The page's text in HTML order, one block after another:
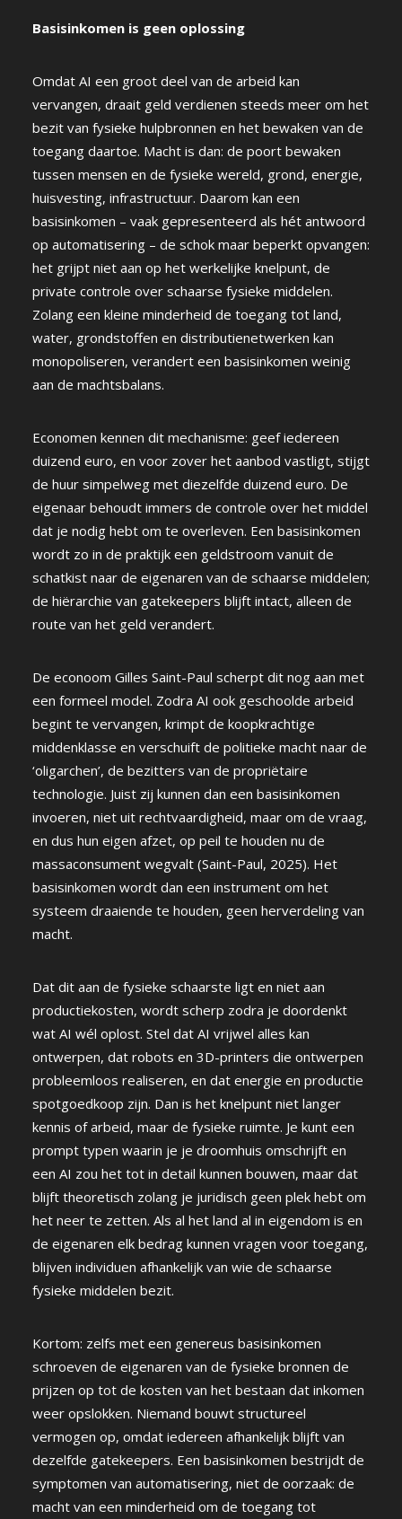
Basisinkomen is geen oplossing
Omdat AI een groot deel van de arbeid kan
vervangen, draait geld verdienen steeds meer om het
bezit van fysieke hulpbronnen en het bewaken van de
toegang daartoe. Macht is dan: de poort bewaken
tussen mensen en de fysieke wereld, grond, energie,
huisvesting, infrastructuur. Daarom kan een
basisinkomen – vaak gepresenteerd als hét antwoord
op automatisering – de schok maar beperkt opvangen:
het grijpt niet aan op het werkelijke knelpunt, de
private controle over schaarse fysieke middelen.
Zolang een kleine minderheid de toegang tot land,
water, grondstoffen en distributienetwerken kan
monopoliseren, verandert een basisinkomen weinig
aan de machtsbalans.
Economen kennen dit mechanisme: geef iedereen
duizend euro, en voor zover het aanbod vastligt, stijgt
de huur simpelweg met diezelfde duizend euro. De
eigenaar behoudt immers de controle over het middel
dat je nodig hebt om te overleven. Een basisinkomen
wordt zo in de praktijk een geldstroom vanuit de
schatkist naar de eigenaren van de schaarse middelen;
de hiërarchie van gatekeepers blijft intact, alleen de
route van het geld verandert.
De econoom Gilles Saint-Paul scherpt dit nog aan met
een formeel model. Zodra AI ook geschoolde arbeid
begint te vervangen, krimpt de koopkrachtige
middenklasse en verschuift de politieke macht naar de
‘oligarchen’, de bezitters van de propriëtaire
technologie. Juist zij kunnen dan een basisinkomen
invoeren, niet uit rechtvaardigheid, maar om de vraag,
en dus hun eigen afzet, op peil te houden nu de
massaconsument wegvalt (Saint-Paul, 2025). Het
basisinkomen wordt dan een instrument om het
systeem draaiende te houden, geen herverdeling van
macht.
Dat dit aan de fysieke schaarste ligt en niet aan
productiekosten, wordt scherp zodra je doordenkt
wat AI wél oplost. Stel dat AI vrijwel alles kan
ontwerpen, dat robots en 3D-printers die ontwerpen
probleemloos realiseren, en dat energie en productie
spotgoedkoop zijn. Dan is het knelpunt niet langer
kennis of arbeid, maar de fysieke ruimte. Je kunt een
prompt typen waarin je je droomhuis omschrijft en
een AI zou het tot in detail kunnen bouwen, maar dat
blijft theoretisch zolang je juridisch geen plek hebt om
het neer te zetten. Als al het land al in eigendom is en
de eigenaren elk bedrag kunnen vragen voor toegang,
blijven individuen afhankelijk van wie de schaarse
fysieke middelen bezit.
Kortom: zelfs met een genereus basisinkomen
schroeven de eigenaren van de fysieke bronnen de
prijzen op tot de kosten van het bestaan dat inkomen
weer opslokken. Niemand bouwt structureel
vermogen op, omdat iedereen afhankelijk blijft van
dezelfde gatekeepers. Een basisinkomen bestrijdt de
symptomen van automatisering, niet de oorzaak: de
macht van een minderheid om de toegang tot